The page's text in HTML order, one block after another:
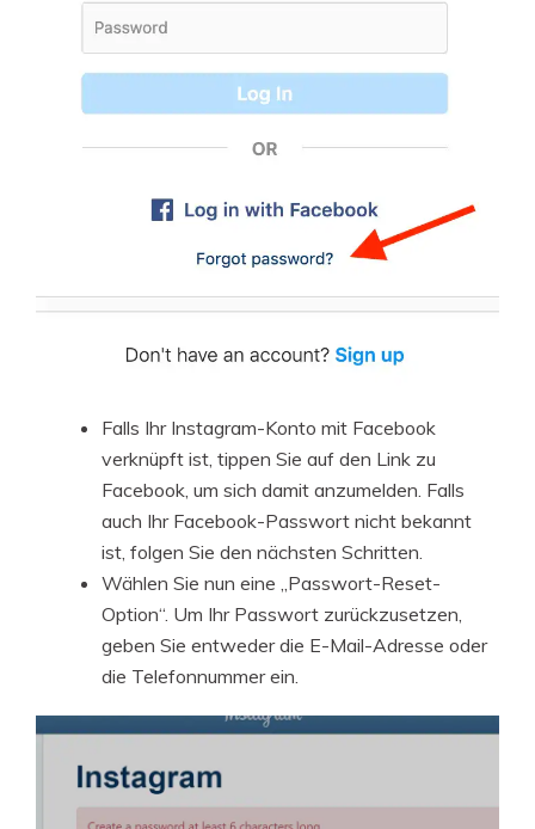
Falls Ihr Instagram-Konto mit Facebook
verknüpft ist, tippen Sie auf den Link zu
Facebook, um sich damit anzumelden. Falls
auch Ihr Facebook-Passwort nicht bekannt
ist, folgen Sie den nächsten Schritten.
Wählen Sie nun eine „Passwort-Reset-
Option“. Um Ihr Passwort zurückzusetzen,
geben Sie entweder die E-Mail-Adresse oder
die Telefonnummer ein.